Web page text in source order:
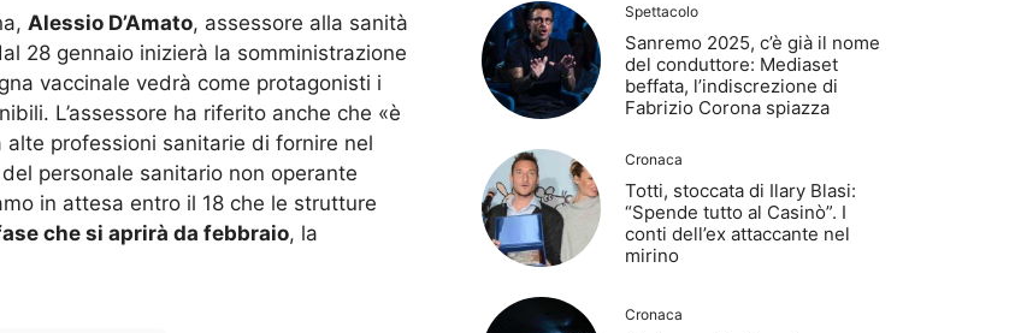
Alessio D’Amato, assessore alla sanità
28 gennaio inizierà la somministrazione
vaccinale vedrà come protagonisti i
L’assessore ha riferito anche che «è
professioni sanitarie di fornire nel
personale sanitario non operante
in attesa entro il 18 che le strutture
che si aprirà da febbraio, la
Spettacolo
Sanremo 2025, c’è già il nome
del conduttore: Mediaset
beffata, l’indiscrezione di
Fabrizio Corona spiazza
Cronaca
Totti, stoccata di Ilary Blasi:
“Spende tutto al Casinò”. I
conti dell’ex attaccante nel
mirino
Cronaca